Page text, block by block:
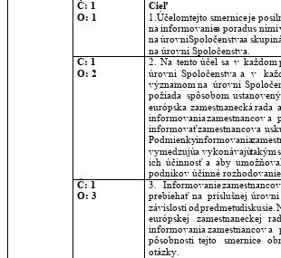
Č: 1
O: 1
Cieľ
1.Účelomtejto smerniceje
na informovaniea poradus nimi
na úrovniSpoločenstvaa
na úrovni Spoločenstva.
Č: 1
O: 2
2. Na tento účel sa v každom
úrovni Spoločenstva a v
významom na úrovni
požiada spôsobom
európska zamestnanecká rada
informovaniazamestnancova
informovaťzamestnancova
Podmienkyinformovania
vymedzujúa vykonávajútakým
ich účinnosť a aby
podnikov účinné rozhodovanie.
Č: 1
O: 3
3. Informovaniezamestnancov
prebiehať na príslušnej úrovni
závislosti od predmetudiskusie.
európskej
zamestnaneckej
informovania zamestnancov a
pôsobnosti tejto smernice
otázky.